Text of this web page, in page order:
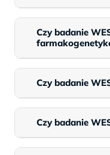
Czy badanie
Czy badanie
Czy badanie